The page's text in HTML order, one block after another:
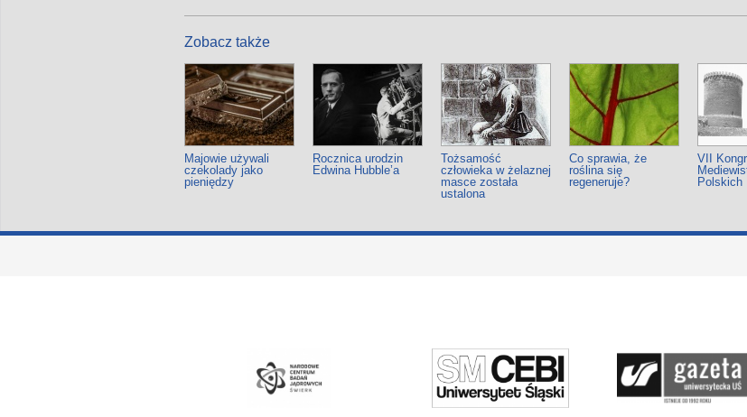
Zobacz także
Majowie używali
czekolady jako
pieniędzy
Rocznica urodzin
Edwina Hubble’a
Tożsamość
człowieka w żelaznej
masce została
ustalona
Co sprawia, że
roślina się
regeneruje?
VII
Polskich